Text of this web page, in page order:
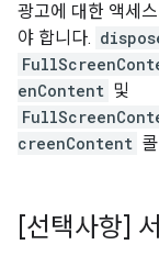
광고에 대한 액세
야 합니다.
enContent 및
creenContent
[선택사항]